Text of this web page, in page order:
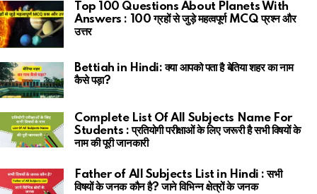
Top 100 Questions About Planets With
Answers : 100 ग्रहों से जुड़े महत्वपूर्ण MCQ प्रश्न और
उत्तर
Bettiah in Hindi: क्या आपको पता है बेतिया शहर का नाम
कैसे पड़ा?
Complete List Of All Subjects Name For
Students : प्रतियोगी परीक्षाओं के लिए जरूरी है सभी विषयों के
नाम की पूरी जानकारी
Father of All Subjects List in Hindi : सभी
विषयों के जनक कौन है? जाने विभिन्न क्षेत्रों के जनक